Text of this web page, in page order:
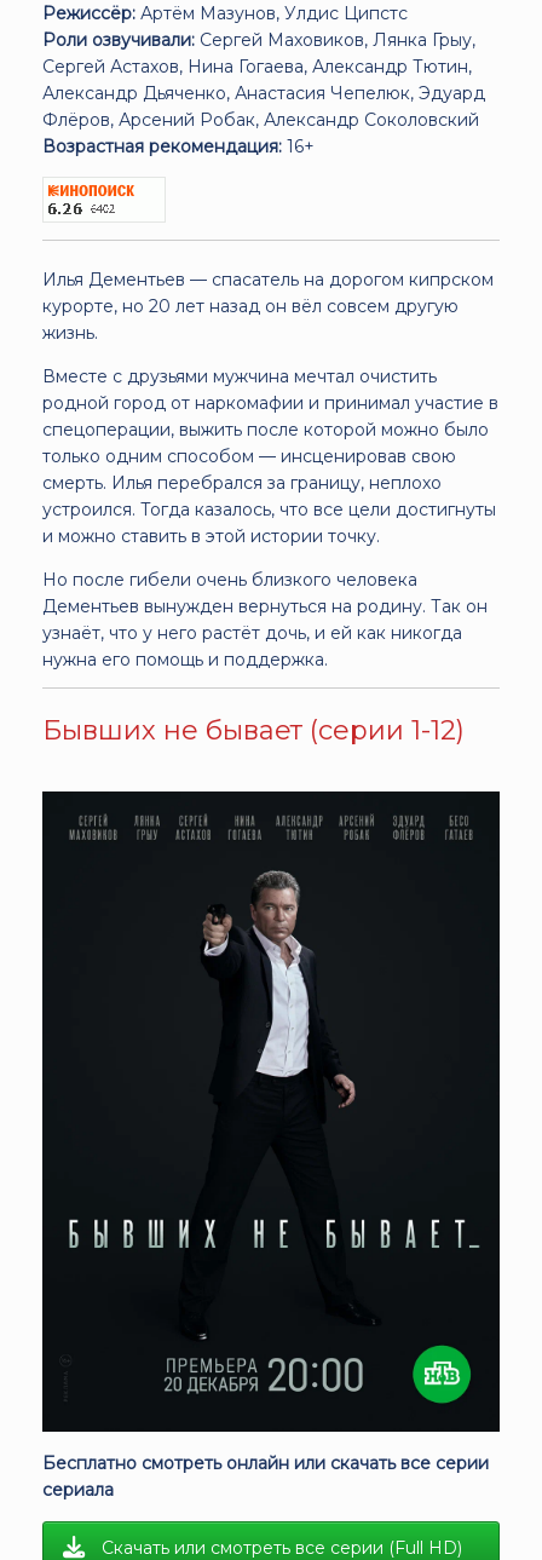
Режиссёр: Артём Мазунов, Улдис Ципстс
Роли озвучивали: Сергей Маховиков, Лянка Грыу,
Сергей Астахов, Нина Гогаева, Александр Тютин,
Александр Дьяченко, Анастасия Чепелюк, Эдуард
Флёров, Арсений Робак, Александр Соколовский
Возрастная рекомендация: 16+
Илья Дементьев — спасатель на дорогом кипрском
курорте, но 20 лет назад он вёл совсем другую
жизнь.
Вместе с друзьями мужчина мечтал очистить
родной город от наркомафии и принимал участие в
спецоперации, выжить после которой можно было
только одним способом — инсценировав свою
смерть. Илья перебрался за границу, неплохо
устроился. Тогда казалось, что все цели достигнуты
и можно ставить в этой истории точку.
Но после гибели очень близкого человека
Дементьев вынужден вернуться на родину. Так он
узнаёт, что у него растёт дочь, и ей как никогда
нужна его помощь и поддержка.
Бывших не бывает (серии 1-12)
Бесплатно смотреть онлайн или скачать все серии
сериала
Скачать или смотреть все серии (Full HD)